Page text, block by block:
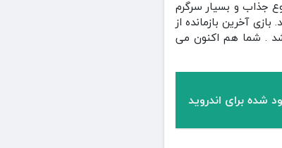
جذاب و بسیار سرگرم
آخرین بازمانده از
بار توسط کاربران دانلود شد . شما هم اکنون می